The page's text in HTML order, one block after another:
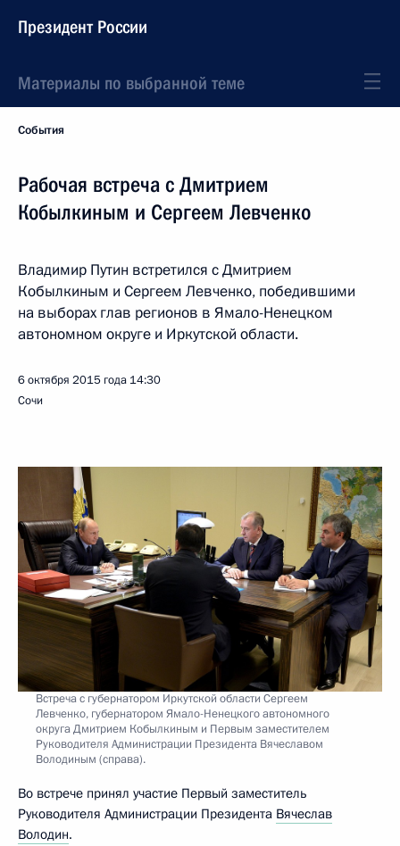
Президент России
Материалы по выбранной теме
События
Рабочая встреча с Дмитрием
Кобылкиным и Сергеем Левченко
Владимир Путин встретился с Дмитрием
Кобылкиным и Сергеем Левченко, победившими
на выборах глав регионов в Ямало-Ненецком
автономном округе и Иркутской области.
6 октября 2015 года 14:30
Сочи
Встреча с губернатором Иркутской области Сергеем
Левченко, губернатором Ямало-Ненецкого автономного
округа Дмитрием Кобылкиным и Первым заместителем
Руководителя Администрации Президента Вячеславом
Володиным (справа).
Во встрече принял участие Первый заместитель
Руководителя Администрации Президента Вячеслав
Володин.